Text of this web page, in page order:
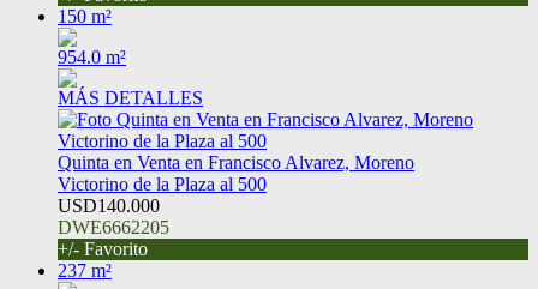
150 m²
954.0 m²
MÁS DETALLES
Quinta en Venta en Francisco Alvarez, Moreno
Victorino de la Plaza al 500
USD140.000
DWE6662205
+/- Favorito
237 m²